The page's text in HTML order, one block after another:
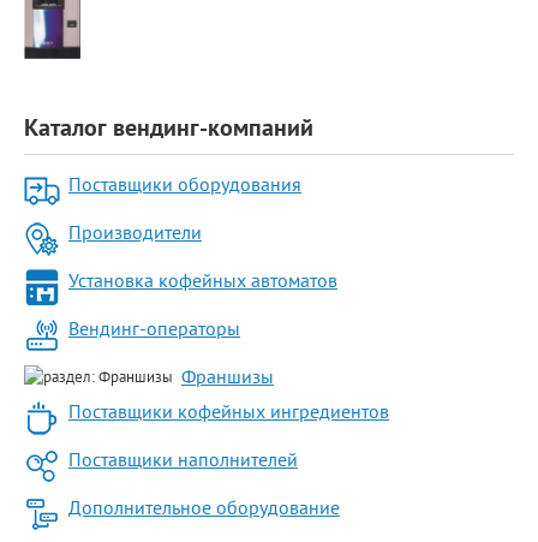
Каталог вендинг-компаний
Поставщики оборудования
Производители
Установка кофейных автоматов
Вендинг-операторы
Франшизы
Поставщики кофейных ингредиентов
Поставщики наполнителей
Дополнительное оборудование